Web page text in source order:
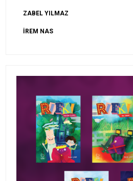
ZABEL YILMAZ
İREM NAS